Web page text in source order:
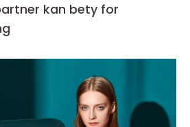
kan bety for